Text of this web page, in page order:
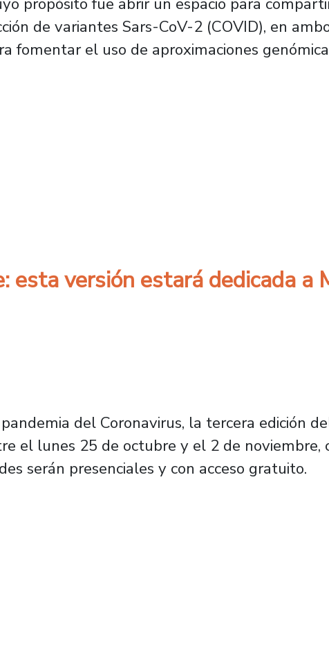
de variantes Sars-CoV-2 (COVID), en
fomentar el uso de aproximaciones
con México para la vigilancia genómica
versión estará dedicada a
del Coronavirus, la tercera edición
el lunes 25 de octubre y el 2 de noviembre,
serán presenciales y con acceso gratuito.
esta versión estará dedicada a México